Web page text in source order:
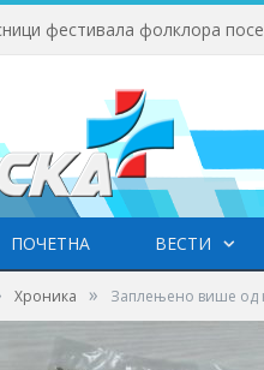
фестивала фолклора
ПОЧЕТНА ВЕСТИ
Хроника » Заплењено више од